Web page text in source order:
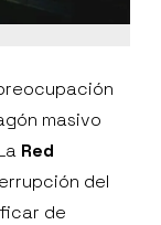
masivo
Red
del
de